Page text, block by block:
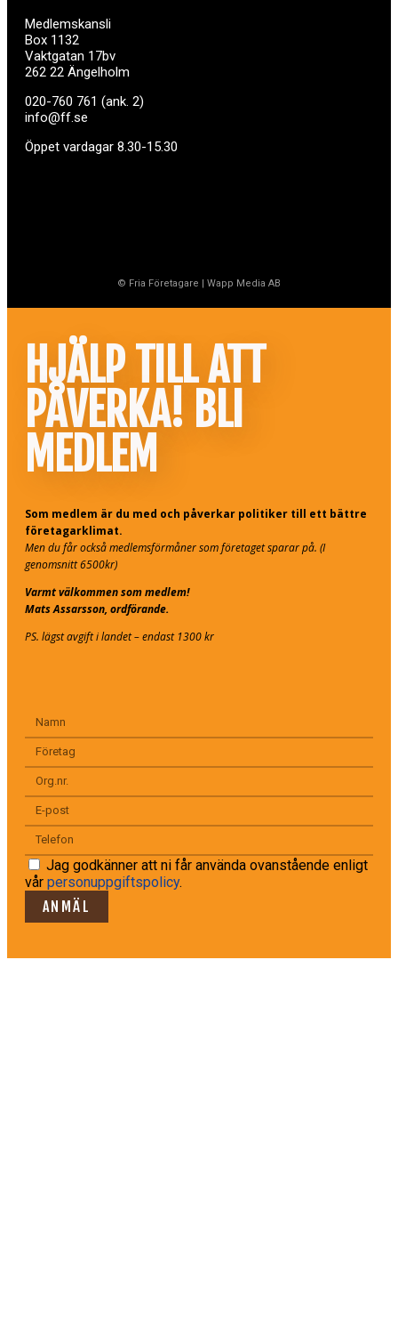
Medlemskansli
Box 1132
Vaktgatan 17bv
262 22 Ängelholm
020-760 761 (ank. 2)
info@ff.se
Öppet vardagar 8.30-15.30
© Fria Företagare | Wapp Media AB
HJÄLP TILL ATT
PÅVERKA! BLI
MEDLEM
Som medlem är du med och påverkar politiker till ett bättre
företagarklimat.
Men du får också medlemsförmåner som företaget sparar på. (I
genomsnitt 6500kr)
Varmt välkommen som medlem!
Mats Assarsson, ordförande.
PS. lägst avgift i landet – endast 1300 kr
Jag godkänner att ni får använda ovanstående enligt
vår personuppgiftspolicy.
ANMÄL